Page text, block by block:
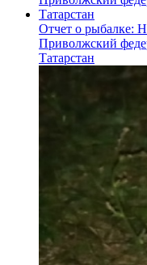
Отчет о рыбалке:
Приволжский
Татарстан